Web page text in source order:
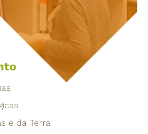
e da Terra